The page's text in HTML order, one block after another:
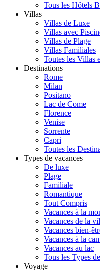
Tous les Hôtels
Villas
Villas de Luxe
Villas avec
Villas de Plage
Villas Familiales
Toutes les Villas
Destinations
Rome
Milan
Positano
Lac de Come
Florence
Venise
Sorrente
Capri
Toutes les
Types de vacances
De luxe
Plage
Familiale
Romantique
Tout Compris
Vacances à la
Vacances de la
Vacances bien-
Vacances à la
Vacances au lac
Tous les Types
Voyage